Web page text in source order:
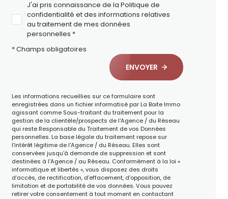
J'ai pris connaissance de la Politique de
confidentialité et des informations relatives
au traitement de mes données
personnelles *
* Champs obligatoires
ENVOYER
Les informations recueillies sur ce formulaire sont
enregistrées dans un fichier informatisé par La Boite Immo
agissant comme Sous-traitant du traitement pour la
gestion de la clientèle/prospects de l'Agence / du Réseau
qui reste Responsable du Traitement de vos Données
personnelles. La base légale du traitement repose sur
l'intérêt légitime de l'Agence / du Réseau. Elles sont
conservées jusqu'à demande de suppression et sont
destinées à l'Agence / au Réseau. Conformément à la loi «
informatique et libertés », vous disposez des droits
d’accès, de rectification, d’effacement, d’opposition, de
limitation et de portabilité de vos données. Vous pouvez
retirer votre consentement à tout moment en contactant